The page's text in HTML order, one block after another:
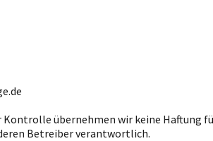
übernehmen wir keine Haftung
Betreiber verantwortlich.